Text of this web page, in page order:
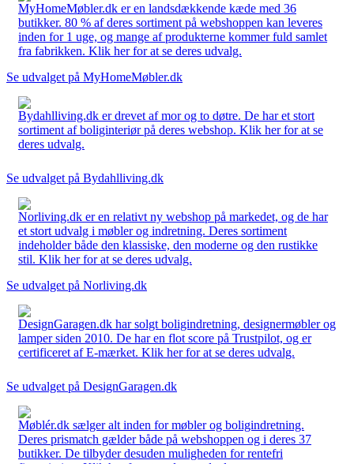
MyHomeMøbler.dk er en landsdækkende kæde med 36
butikker. 80 % af deres sortiment på webshoppen kan leveres
inden for 1 uge, og mange af produkterne kommer fuld samlet
fra fabrikken. Klik her for at se deres udvalg.
Se udvalget på MyHomeMøbler.dk
Bydahlliving.dk er drevet af mor og to døtre. De har et stort
sortiment af boliginteriør på deres webshop. Klik her for at se
deres udvalg.
Se udvalget på Bydahlliving.dk
Norliving.dk er en relativt ny webshop på markedet, og de har
et stort udvalg i møbler og indretning. Deres sortiment
indeholder både den klassiske, den moderne og den rustikke
stil. Klik her for at se deres udvalg.
Se udvalget på Norliving.dk
DesignGaragen.dk har solgt boligindretning, designermøbler og
lamper siden 2010. De har en flot score på Trustpilot, og er
certificeret af E-mærket. Klik her for at se deres udvalg.
Se udvalget på DesignGaragen.dk
Møblér.dk sælger alt inden for møbler og boligindretning.
Deres prismatch gælder både på webshoppen og i deres 37
butikker. De tilbyder desuden muligheden for rentefri